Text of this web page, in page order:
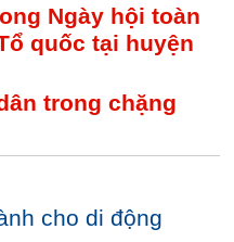
Ngày hội toàn
quốc tại huyện
trong chặng
cho di động